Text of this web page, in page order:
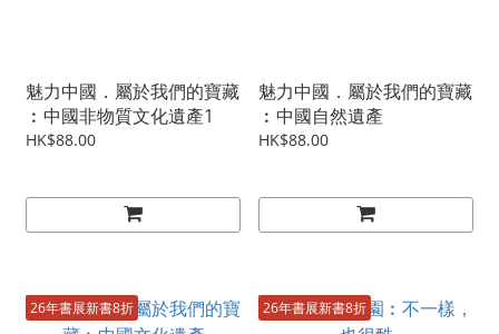
魅力中國．屬於我們的寶藏
︰中國非物質文化遺產1
HK$88.00
魅力中國．屬於我們的寶藏
︰中國自然遺產
HK$88.00
26年書展新書8折 26年書展新書8折